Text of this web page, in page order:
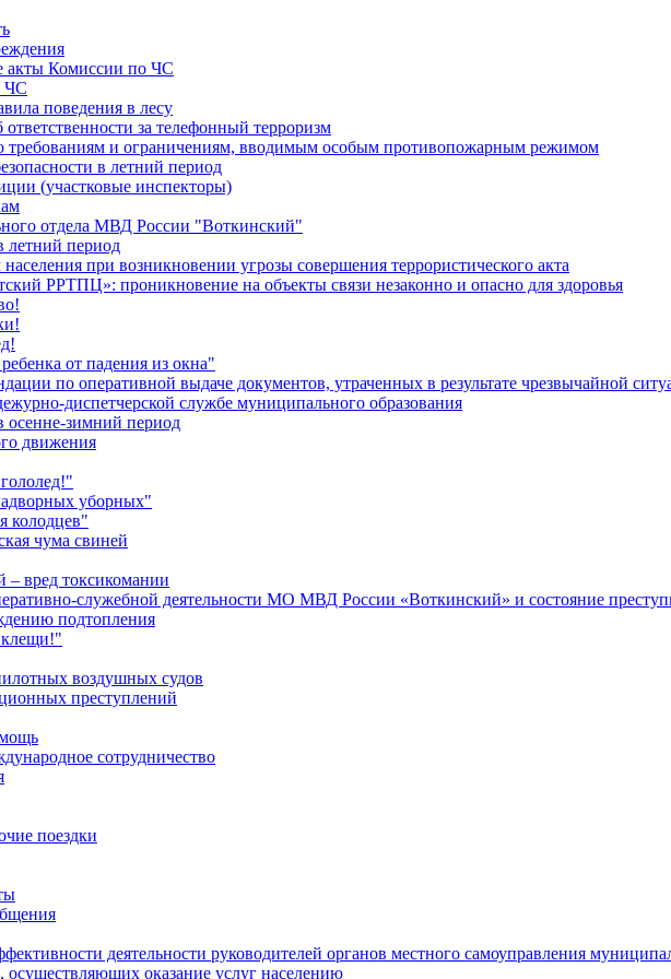
акты Комиссии по ЧС
ЧС
поведения в лесу
за телефонный терроризм
требованиям и ограничениям, вводимым особым противопожарным режимом
в летний период
(участковые инспекторы)
отдела МВД России "Воткинский"
летний период
при возникновении угрозы совершения террористического акта
РРТПЦ»: проникновение на объекты связи незаконно и опасно для здоровья
от падения из окна"
по оперативной выдаче документов, утраченных в результате чрезвычайной
диспетчерской службе муниципального образования
осенне-зимний период
движения
уборных"
колодцев"
чума свиней
– вред токсикомании
служебной деятельности МО МВД России «Воткинский» и состояние
подтопления
воздушных судов
преступлений
сотрудничество
поездки
деятельности руководителей органов местного самоуправления
оказание услуг населению